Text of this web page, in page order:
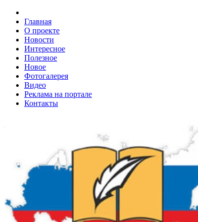
Главная
О проекте
Новости
Интересное
Полезное
Новое
Фотогалерея
Видео
Реклама на портале
Контакты